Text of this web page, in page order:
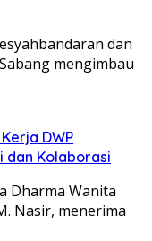
dan
mengimbau
DWP
dan Kolaborasi
Dharma Wanita
Nasir, menerima